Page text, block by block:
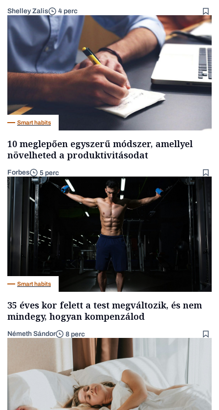
Shelley Zalis 4 perc
Smart habits
10 meglepően egyszerű módszer, amellyel
növelheted a produktivitásodat
Forbes 5 perc
Smart habits
35 éves kor felett a test megváltozik, és nem
mindegy, hogyan kompenzálod
Németh Sándor 8 perc